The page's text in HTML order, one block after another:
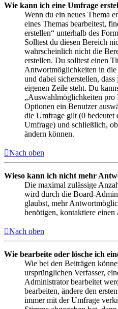
Wie kann ich eine Umfrage
Wenn du ein neues Thema
eines Themas bearbeitest,
erstellen“ unterhalb des
Solltest du diesen Bereich
wahrscheinlich nicht die
erstellen. Du solltest einen
Antwortmöglichkeiten in die
und dabei sicherstellen,
eigenen Zeile steht. Du
„Auswahlmöglichkeiten pro
Optionen ein Benutzer
die Umfrage gilt (0 bedeutet
Umfrage) und schließlich,
ändern können.
Nach oben
Wieso kann ich nicht mehr
Die maximal zulässige
wird durch die Board-
glaubst, mehr
benötigen, kontaktiere einen
Nach oben
Wie bearbeite oder lösche ich
Wie bei den Beiträgen
ursprünglichen Verfasser,
Administrator bearbeitet
bearbeiten, ändere den
immer mit der Umfrage